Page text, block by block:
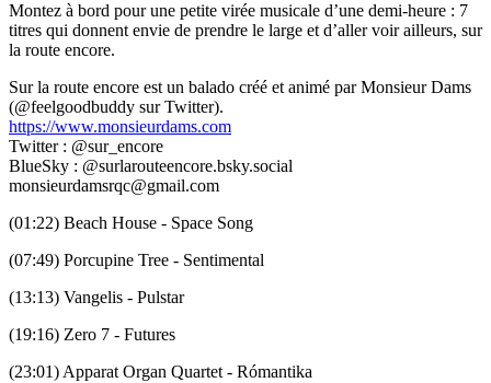
Montez à bord pour une petite virée musicale d’une demi-heure : 7
titres qui donnent envie de prendre le large et d’aller voir ailleurs, sur
la route encore.
Sur la route encore est un balado créé et animé par Monsieur Dams
(@feelgoodbuddy sur Twitter).
https://www.monsieurdams.com
Twitter : @sur_encore
BlueSky : @surlarouteencore.bsky.social
monsieurdamsrqc@gmail.com
(01:22) Beach House - Space Song
(07:49) Porcupine Tree - Sentimental
(13:13) Vangelis - Pulstar
(19:16) Zero 7 - Futures
(23:01) Apparat Organ Quartet - Rómantika